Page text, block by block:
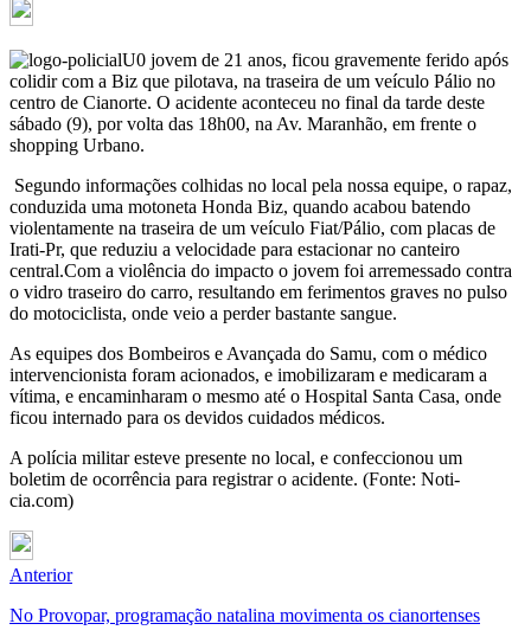
U0 jovem de 21 anos, ficou gravemente ferido após
colidir com a Biz que pilotava, na traseira de um veículo Pálio no
centro de Cianorte. O acidente aconteceu no final da tarde deste
sábado (9), por volta das 18h00, na Av. Maranhão, em frente o
shopping Urbano.
Segundo informações colhidas no local pela nossa equipe, o rapaz,
conduzida uma motoneta Honda Biz, quando acabou batendo
violentamente na traseira de um veículo Fiat/Pálio, com placas de
Irati-Pr, que reduziu a velocidade para estacionar no canteiro
central.Com a violência do impacto o jovem foi arremessado contra
o vidro traseiro do carro, resultando em ferimentos graves no pulso
do motociclista, onde veio a perder bastante sangue.
As equipes dos Bombeiros e Avançada do Samu, com o médico
intervencionista foram acionados, e imobilizaram e medicaram a
vítima, e encaminharam o mesmo até o Hospital Santa Casa, onde
ficou internado para os devidos cuidados médicos.
A polícia militar esteve presente no local, e confeccionou um
boletim de ocorrência para registrar o acidente. (Fonte: Noti-
cia.com)
Anterior
No Provopar, programação natalina movimenta os cianortenses